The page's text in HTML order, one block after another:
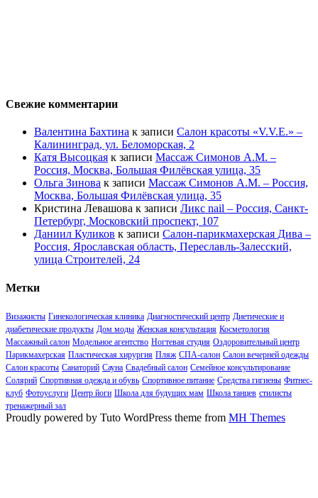
Свежие комментарии
Валентина Бахтина к записи Салон красоты «V.V.E.» –
Калининград, ул. Беломорская, 2
Катя Высоцкая к записи Массаж Симонов А.М. –
Россия, Москва, Большая Филёвская улица, 35
Ольга Зинова к записи Массаж Симонов А.М. – Россия,
Москва, Большая Филёвская улица, 35
Кристина Левашова к записи Ликс nail – Россия, Санкт-
Петербург, Московский проспект, 107
Даниил Куликов к записи Салон-парикмахерская Дива –
Россия, Ярославская область, Переславль-Залесский,
улица Строителей, 24
Метки
Визажисты Гинекологическая клиника Диагностический центр Диетические и
диабетические продукты Дом моды Женская консультация Косметология
Массажный салон Модельное агентство Ногтевая студия Оздоровительный центр
Парикмахерская Пластическая хирургия Пляж СПА-салон Салон вечерней одежды
Салон красоты Санаторий Сауна Свадебный салон Семейное консультирование
Солярий Спортивная одежда и обувь Спортивное питание Средства гигиены Фитнес-
клуб Фотоуслуги Центр йоги Школа для будущих мам Школа танцев стилисты
тренажерный зал
Proudly powered by Tuto WordPress theme from MH Themes